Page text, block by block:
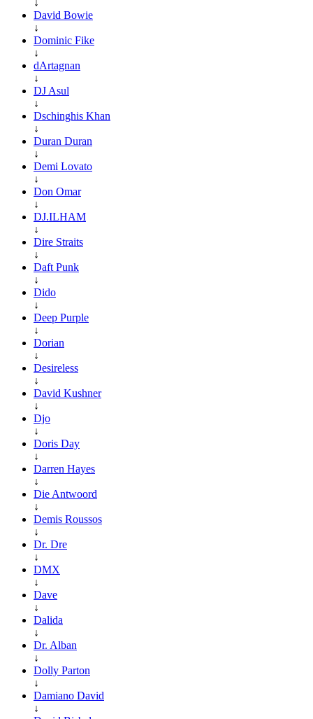
David Bowie
↓
Dominic Fike
↓
dArtagnan
↓
DJ Asul
↓
Dschinghis Khan
↓
Duran Duran
↓
Demi Lovato
↓
Don Omar
↓
DJ.ILHAM
↓
Dire Straits
↓
Daft Punk
↓
Dido
↓
Deep Purple
↓
Dorian
↓
Desireless
↓
David Kushner
↓
Djo
↓
Doris Day
↓
Darren Hayes
↓
Die Antwoord
↓
Demis Roussos
↓
Dr. Dre
↓
DMX
↓
Dave
↓
Dalida
↓
Dr. Alban
↓
Dolly Parton
↓
Damiano David
↓